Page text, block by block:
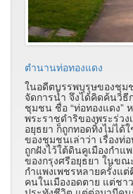
ตำนานท่อทองแดง
ในอดีตบรรพบุรุษของชุ
จัดการน้ำ จึงได้คิดค้นวิธี
ชุมชน ชื่อ “ท่อทองแดง”
พระราชดำริของพระร่ว
อยุธยา ก็ถูกทอดทิ้งไม่ได้
ของชุมชนเล่าว่า เรื่องท่
ถูกฝังไว้ใต้ดินคูเมืองกำ
ของกรุงศรีอยุธยา ในข
กำแพงเพชรหลายครั้งแต่
คนในเมืองอดตาย แต่ชา